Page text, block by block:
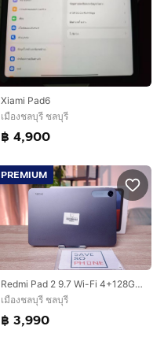
Xiami Pad6
เมืองชลบุรี ชลบุรี
฿ 4,900
PREMIUM
Redmi Pad 2 9.7 Wi-Fi 4+128GB สี Graphite Gray เครื่องสวย ราคาเพียง 3,990.- มีประกันร้าน 60 วัน
เมืองชลบุรี ชลบุรี
฿ 3,990